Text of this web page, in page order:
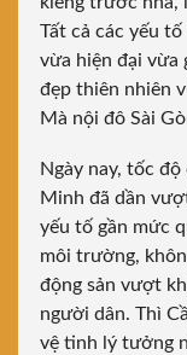
Tất cả các yếu
vừa hiện đại vừa
đẹp thiên nhiên
Mà nội đô Sài
Ngày nay, tốc
Minh đã dần
yếu tố gần mức
môi trường,
động sản vượt
người dân. Thì
vệ tinh lý tưởng